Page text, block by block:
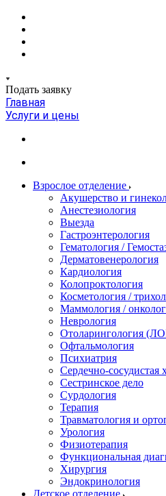
Подать заявку
Главная
Услуги и цены
Взрослое отделение
Акушерство и
Анестезиология
Выезда
Гастроэнтерология
Гематология /
Дерматовенерология
Кардиология
Колопроктология
Косметология /
Маммология /
Неврология
Отоларингология
Офтальмология
Психиатрия
Сердечно-сосудистая
Сестринское дело
Сурдология
Терапия
Травматология и
Урология
Физиотерапия
Функциональная
Хирургия
Эндокринология
Детское отделение